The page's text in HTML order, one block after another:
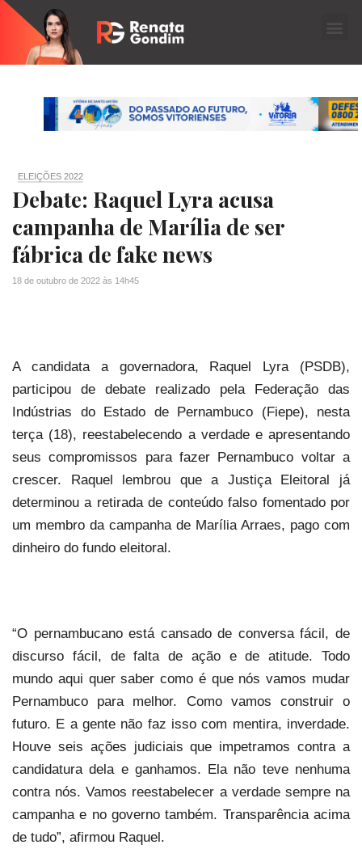
ELEIÇÕES 2022
Debate: Raquel Lyra acusa
campanha de Marília de ser
fábrica de fake news
18 de outubro de 2022 às 14h45
A candidata a governadora, Raquel Lyra (PSDB),
participou de debate realizado pela Federação das
Indústrias do Estado de Pernambuco (Fiepe), nesta
terça (18), reestabelecendo a verdade e apresentando
seus compromissos para fazer Pernambuco voltar a
crescer. Raquel lembrou que a Justiça Eleitoral já
determinou a retirada de conteúdo falso fomentado por
um membro da campanha de Marília Arraes, pago com
dinheiro do fundo eleitoral.
“O pernambucano está cansado de conversa fácil, de
discurso fácil, de falta de ação e de atitude. Todo
mundo aqui quer saber como é que nós vamos mudar
Pernambuco para melhor. Como vamos construir o
futuro. E a gente não faz isso com mentira, inverdade.
Houve seis ações judiciais que impetramos contra a
candidatura dela e ganhamos. Ela não teve nenhuma
contra nós. Vamos reestabelecer a verdade sempre na
campanha e no governo também. Transparência acima
de tudo”, afirmou Raquel.